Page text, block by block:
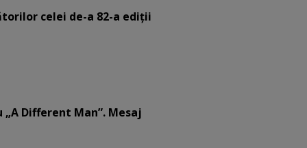
celei de-a 82-a ediții
Different Man”. Mesaj